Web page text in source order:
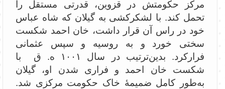
مرکز حکومتش در قزوین، قدرتی مستقل را
تحمل کند. با لشکرکشی به گیلان که شاه عباس
خود در راس آن قرار داشت، خان احمد شکست
سختی خورد و به روسیه و سپس عثمانی
فرارکرد. بدین‌ترتیب در سال ۱۰۰۱ ه. ق با
شکست خان احمد و فراری شدن او، گیلان
به‌طور کامل ضمیمۀ خاک حکومت مرکزی شد.